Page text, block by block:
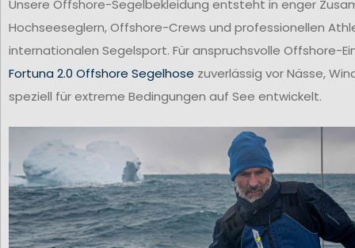
Unsere Offshore-Segelbekleidung entsteht in enger
Hochseeseglern, Offshore-Crews und professionellen
internationalen Segelsport. Für anspruchsvolle Offshore-
Fortuna 2.0 Offshore Segelhose zuverlässig vor Nässe,
speziell für extreme Bedingungen auf See entwickelt.